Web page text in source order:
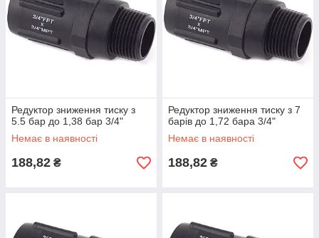
Редуктор зниження тиску з
5.5 бар до 1,38 бар 3/4"
Немає в наявності
188,82 ₴
Редуктор зниження тиску з 7
барів до 1,72 бара 3/4"
Немає в наявності
188,82 ₴